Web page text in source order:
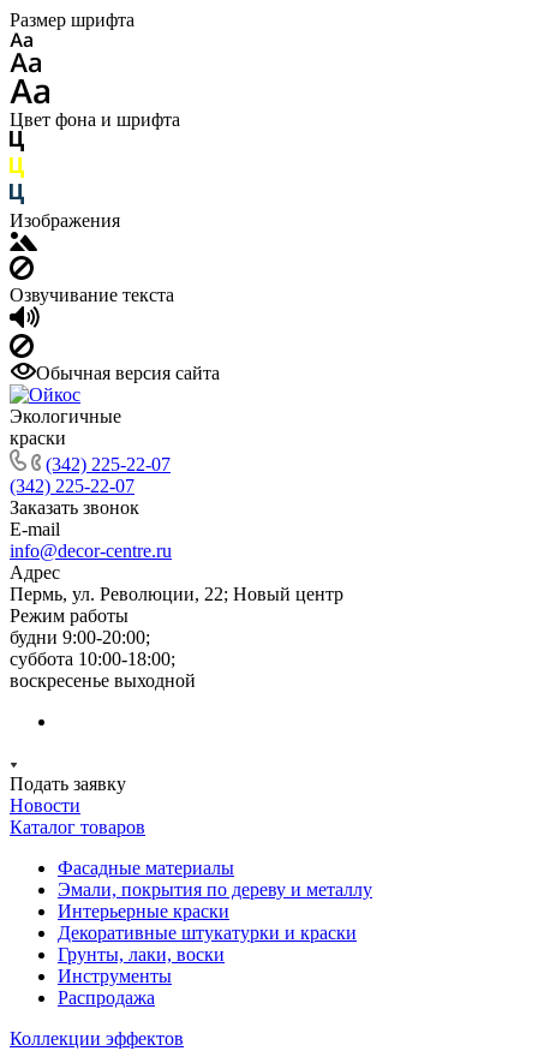
Размер шрифта
Цвет фона и шрифта
Изображения
Озвучивание текста
Обычная версия сайта
Экологичные
краски
(342) 225-22-07
(342) 225-22-07
Заказать звонок
E-mail
info@decor-centre.ru
Адрес
Пермь, ул. Революции, 22; Новый центр
Режим работы
будни 9:00-20:00;
суббота 10:00-18:00;
воскресенье выходной
Подать заявку
Новости
Каталог товаров
Фасадные материалы
Эмали, покрытия по дереву и металлу
Интерьерные краски
Декоративные штукатурки и краски
Грунты, лаки, воски
Инструменты
Распродажа
Коллекции эффектов